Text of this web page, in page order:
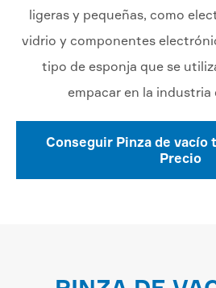
ligeras y pequeñas, como
vidrio y componentes
tipo de esponja que se
empacar en la industria
Conseguir Pinza de vacío
Precio